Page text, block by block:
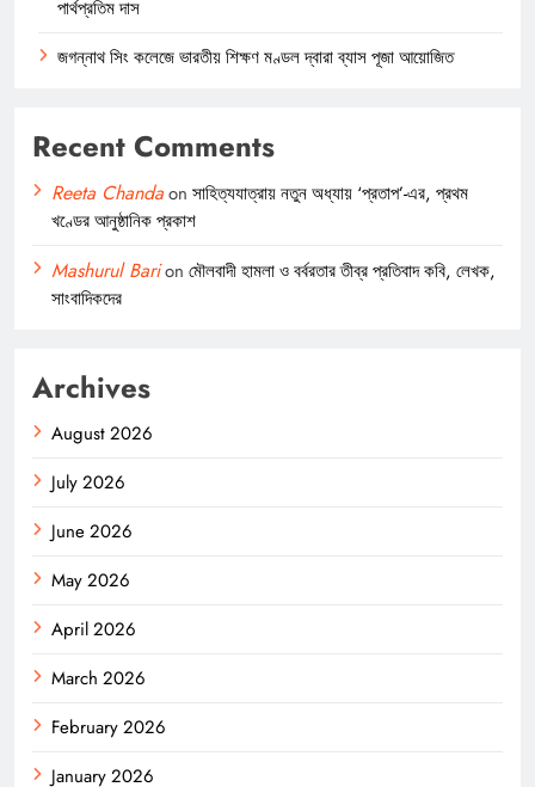
পার্থপ্রতিম দাস
জগন্নাথ সিং কলেজে ভারতীয় শিক্ষণ মণ্ডল দ্বারা ব্যাস পূজা আয়োজিত
Recent Comments
Reeta Chandaon সাহিত্যযাত্রায় নতুন অধ্যায় ‘প্রতাপ’-এর, প্রথম
খণ্ডের আনুষ্ঠানিক প্রকাশ
Mashurul Barion মৌলবাদী হামলা ও বর্বরতার তীব্র প্রতিবাদ কবি, লেখক,
সাংবাদিকদের
Archives
August 2026
July 2026
June 2026
May 2026
April 2026
March 2026
February 2026
January 2026